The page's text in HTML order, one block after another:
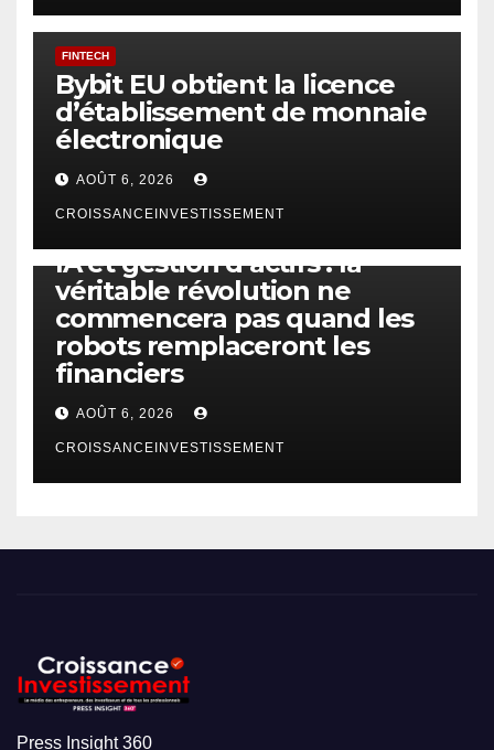
FINTECH
Bybit EU obtient la licence
d’établissement de monnaie
électronique
AOÛT 6, 2026
CROISSANCEINVESTISSEMENT
IA et gestion d’actifs : la
véritable révolution ne
commencera pas quand les
robots remplaceront les
financiers
AOÛT 6, 2026
CROISSANCEINVESTISSEMENT
Press Insight 360